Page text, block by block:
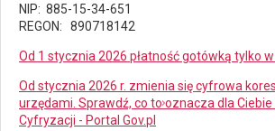
NIP: 885-15-34-651
REGON: 890718142
Od 1 stycznia 2026 płatność gotówką tylko
Od stycznia 2026 r. zmienia się cyfrowa
urzędami. Sprawdź, co to oznacza dla
Cyfryzacji - Portal Gov.pl